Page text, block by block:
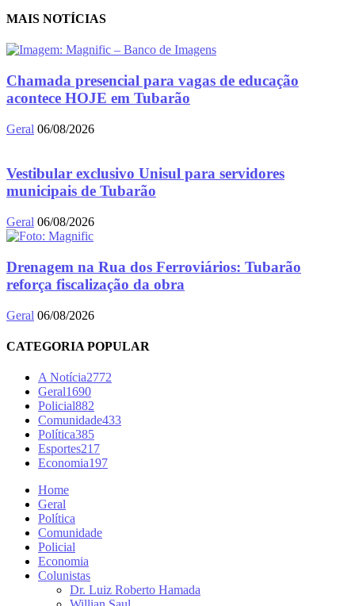
MAIS NOTÍCIAS
Chamada presencial para vagas de educação
acontece HOJE em Tubarão
Geral 06/08/2026
Vestibular exclusivo Unisul para servidores
municipais de Tubarão
Geral 06/08/2026
Drenagem na Rua dos Ferroviários: Tubarão
reforça fiscalização da obra
Geral 06/08/2026
CATEGORIA POPULAR
A Notícia2772
Geral1690
Policial882
Comunidade433
Política385
Esportes217
Economia197
Home
Geral
Política
Comunidade
Policial
Economia
Colunistas
Dr. Luiz Roberto Hamada